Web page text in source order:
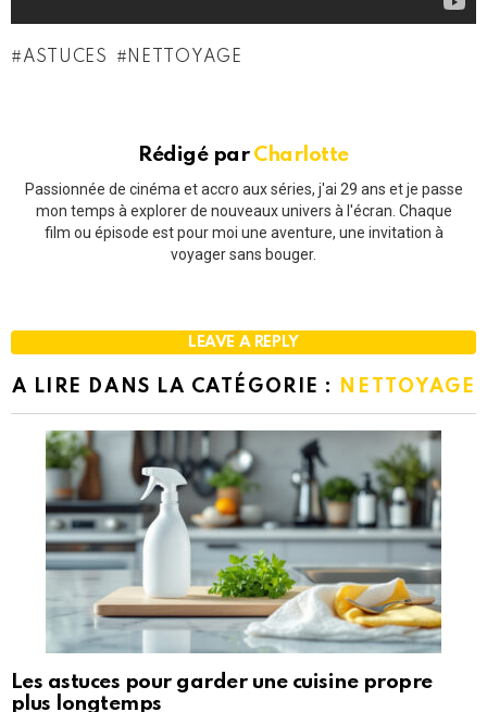
ASTUCES NETTOYAGE
Rédigé par Charlotte
Passionnée de cinéma et accro aux séries, j'ai 29 ans et je passe
mon temps à explorer de nouveaux univers à l'écran. Chaque
film ou épisode est pour moi une aventure, une invitation à
voyager sans bouger.
LEAVE A REPLY
A LIRE DANS LA CATÉGORIE : NETTOYAGE
Les astuces pour garder une cuisine propre
plus longtemps